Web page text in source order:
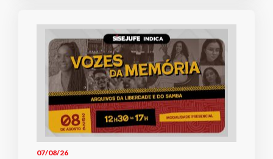
07/08/26